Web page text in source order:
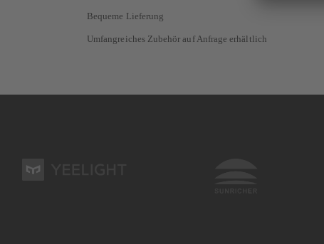
Bequeme Lieferung
Umfangreiches Zubehör auf Anfrage erhältlich